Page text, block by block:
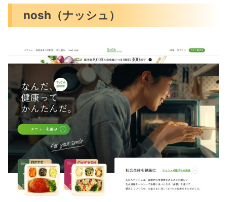
nosh（ナッシュ）